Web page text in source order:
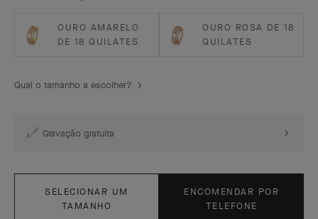
OURO AMARELO
DE 18 QUILATES
OURO ROSA DE 18
QUILATES
Qual o tamanho a escolher?
Gravação gratuita
SELECIONAR UM
TAMANHO
ENCOMENDAR POR
TELEFONE